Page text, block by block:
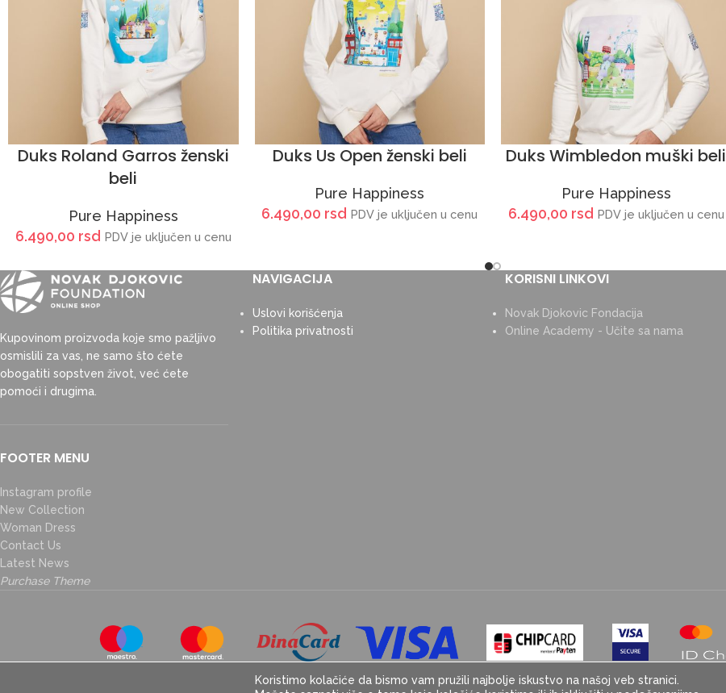
Duks Roland Garros ženski
beli
Pure Happiness
6.490,00 rsd PDV je uključen u cenu
Duks Us Open ženski beli
Pure Happiness
6.490,00 rsd PDV je uključen u cenu
Duks Wimbledon muški beli
Pure Happiness
6.490,00 rsd PDV je uključen u cenu
Kupovinom proizvoda koje smo pažljivo
osmislili za vas, ne samo što ćete
obogatiti sopstven život, već ćete
pomoći i drugima.
FOOTER MENU
Instagram profile
New Collection
Woman Dress
Contact Us
Latest News
Purchase Theme
NAVIGACIJA
Uslovi korišćenja
Politika privatnosti
KORISNI LINKOVI
Novak Djokovic Fondacija
Online Academy - Učite sa nama
Koristimo kolačiće da bismo vam pružili najbolje iskustvo na našoj veb stranici.